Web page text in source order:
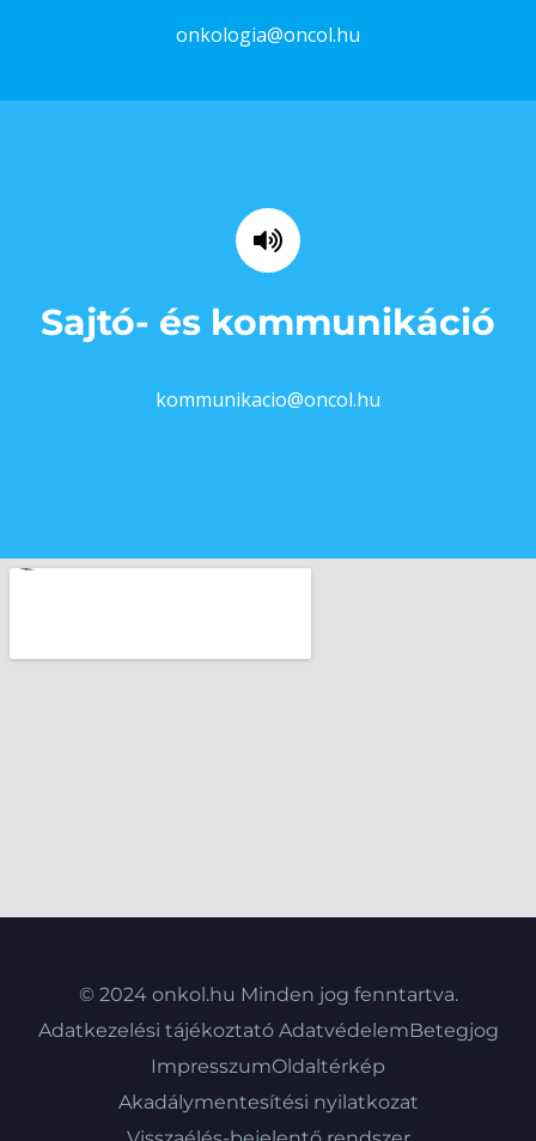
onkologia@oncol.hu
Sajtó- és kommunikáció
kommunikacio@oncol.hu
© 2024 onkol.hu Minden jog fenntartva.
Adatkezelési tájékoztató AdatvédelemBetegjog
ImpresszumOldaltérkép
Akadálymentesítési nyilatkozat